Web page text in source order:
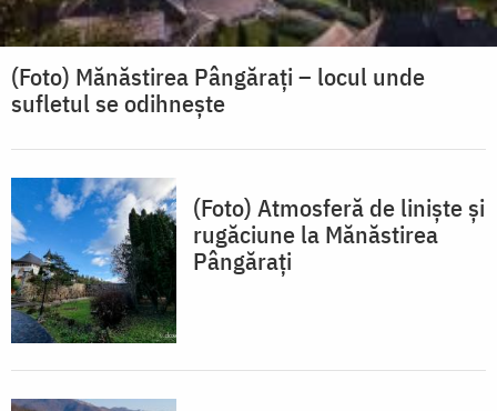
(Foto) Mănăstirea Pângărați – locul unde
sufletul se odihnește
(Foto) Atmosferă de liniște și
rugăciune la Mănăstirea
Pângărați